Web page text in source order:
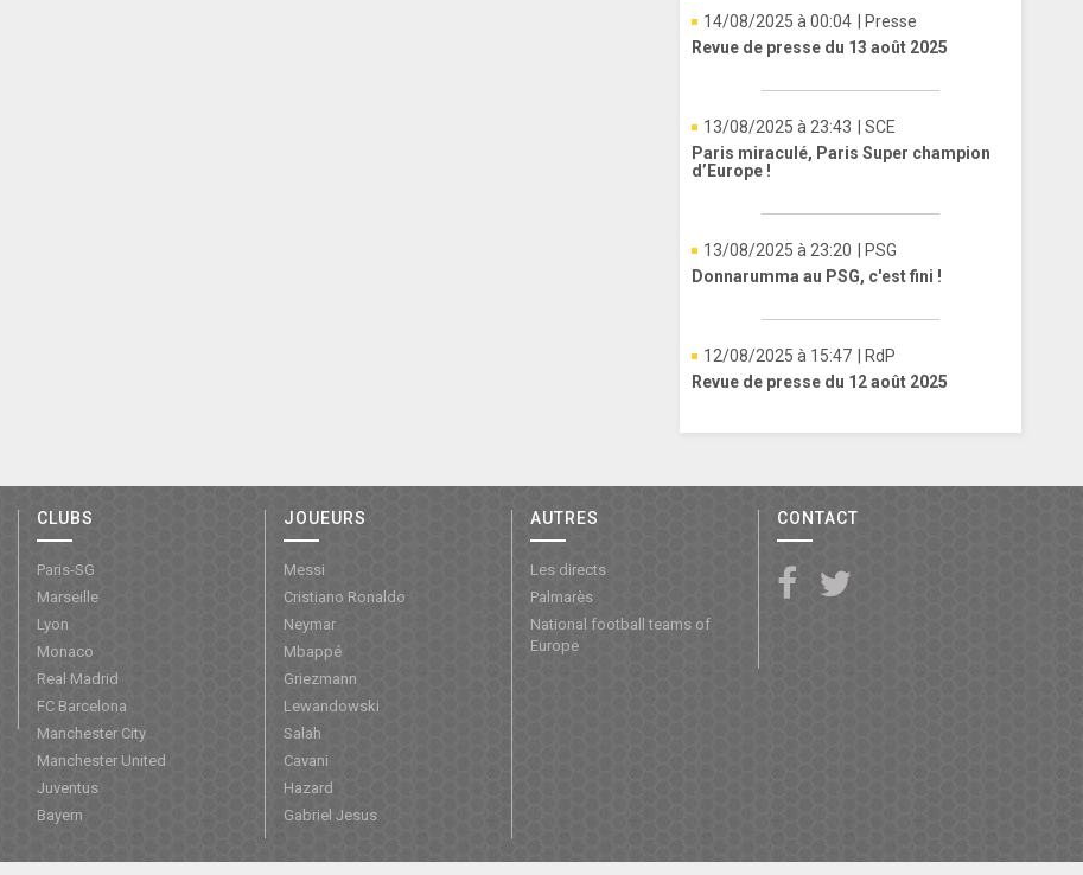
14/08/2025 à 00:04
| Presse
Revue de presse du 13 août 2025
13/08/2025 à 23:43
| SCE
Paris miraculé, Paris Super champion
d’Europe !
13/08/2025 à 23:20
| PSG
Donnarumma au PSG, c'est fini !
12/08/2025 à 15:47
| RdP
Revue de presse du 12 août 2025
CLUBS
Paris-SG
Marseille
Lyon
Monaco
Real Madrid
FC Barcelona
Manchester City
Manchester United
Juventus
Bayern
JOUEURS
Messi
Cristiano Ronaldo
Neymar
Mbappé
Griezmann
Lewandowski
Salah
Cavani
Hazard
Gabriel Jesus
AUTRES
Les directs
Palmarès
National football teams of
Europe
CONTACT